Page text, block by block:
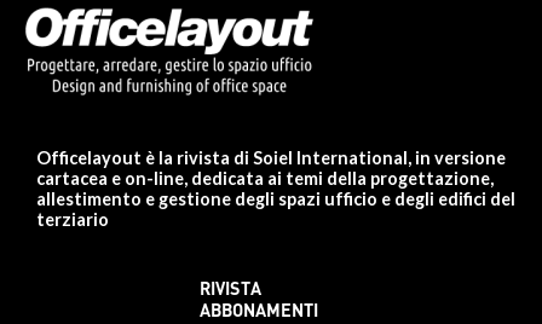
Officelayout è la rivista di Soiel International, in versione
cartacea e on-line, dedicata ai temi della progettazione,
allestimento e gestione degli spazi ufficio e degli edifici del
terziario
RIVISTA
ABBONAMENTI